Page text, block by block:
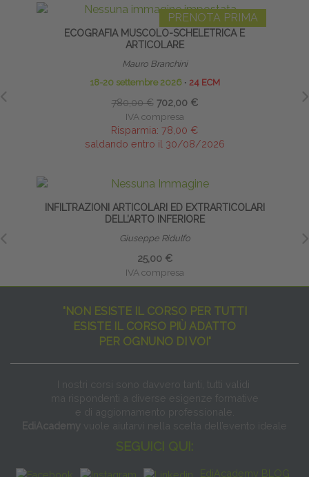
PRENOTA PRIMA
ECOGRAFIA MUSCOLO-SCHELETRICA E
ARTICOLARE
Mauro Branchini
18-20 settembre 2026 ∙ 24 ECM
780,00 € 702,00 €
IVA compresa
Risparmia: 78,00 €
saldando entro il 30/08/2026
INFILTRAZIONI ARTICOLARI ED EXTRARTICOLARI
DELL’ARTO INFERIORE
Giuseppe Ridulfo
25,00 €
IVA compresa
"NON ESISTE IL CORSO PER TUTTI
ESISTE IL CORSO PIÙ ADATTO
PER OGNUNO DI VOI"
I nostri corsi sono davvero tanti, tutti validi
ma rispondenti a diverse esigenze formative
e di aggiornamento professionale.
EdiAcademy vuole aiutarvi nella scelta dell’evento ideale
SEGUICI QUI:
EdiAcademy BLOG